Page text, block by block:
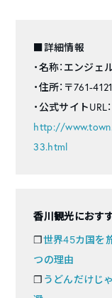
■詳細情報
・名称：エンジェ
・住所：〒761-
・公式サイトURL：
http://
33.html
香川観光におす
❐世界45カ国を
つの理由
❐ うどんだけじ